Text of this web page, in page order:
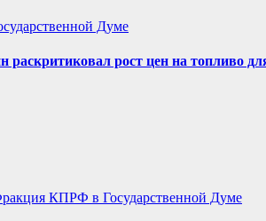
Думе
рост цен на топливо
КПРФ в Государственной Думе